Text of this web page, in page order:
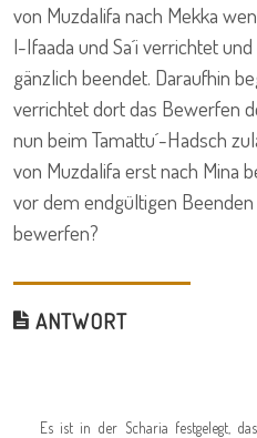
von Muzdalifa nach Mekka
l-Ifaada und Sa´i verrichtet
gänzlich beendet. Daraufhin
verrichtet dort das Bewerfen
nun beim Tamattu´-Hadsch
von Muzdalifa erst nach Mina
vor dem endgültigen
bewerfen?
ANTWORT
Es ist in der Scharia festgelegt,